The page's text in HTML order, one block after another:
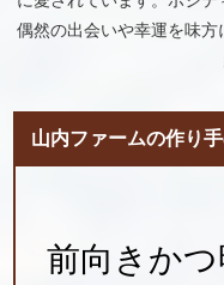
偶然の出会いや幸運を味
山内ファームの作り
前向きかつ